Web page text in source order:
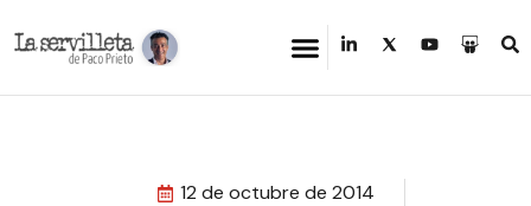
12 de octubre de 2014